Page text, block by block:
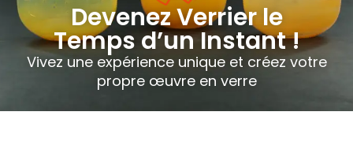
Devenez Verrier le
Temps d’un Instant !
Vivez une expérience unique et créez votre
propre œuvre en verre